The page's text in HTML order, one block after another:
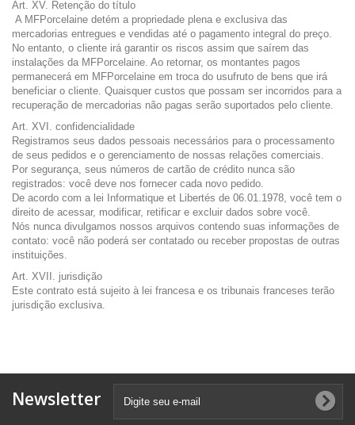
Art. XV. Retenção do título
A MFPorcelaine detém a propriedade plena e exclusiva das
mercadorias entregues e vendidas até o pagamento integral do preço.
No entanto, o cliente irá garantir os riscos assim que saírem das
instalações da MFPorcelaine. Ao retornar, os montantes pagos
permanecerá em MFPorcelaine em troca do usufruto de bens que irá
beneficiar o cliente. Quaisquer custos que possam ser incorridos para a
recuperação de mercadorias não pagas serão suportados pelo cliente.
Art. XVI. confidencialidade
Registramos seus dados pessoais necessários para o processamento
de seus pedidos e o gerenciamento de nossas relações comerciais.
Por segurança, seus números de cartão de crédito nunca são
registrados: você deve nos fornecer cada novo pedido.
De acordo com a lei Informatique et Libertés de 06.01.1978, você tem o
direito de acessar, modificar, retificar e excluir dados sobre você.
Nós nunca divulgamos nossos arquivos contendo suas informações de
contato: você não poderá ser contatado ou receber propostas de outras
instituições.
Art. XVII. jurisdição
Este contrato está sujeito à lei francesa e os tribunais franceses terão
jurisdição exclusiva.
Newsletter